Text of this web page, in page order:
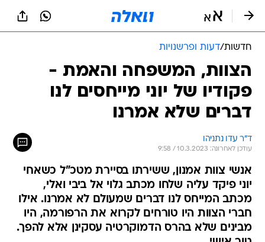
חדשות/דעות ופרשנויות
הצוות, המשפחה והאמת -
פקודיו של יוני מייחסים לנו
דברים שלא אמרנו
ד"ר עדו נתניהו
עודכן לאחרונה: 10.3.2023 / 9:58
אנשי צוות אמנון, ששירתו בסיירת מטכ"ל כשאחי
יוני פיקד עליה שלחו מכתב גלוי אל ביבי ואלי,
מכתב המייחס לנו דברים שמעולם לא אמרנו. אילו
חברי הצוות היו טורחים לקרוא את הרפורמה, היו
מבינים שלא בהרס הדמוקרטיה עסקינן אלא להפך.